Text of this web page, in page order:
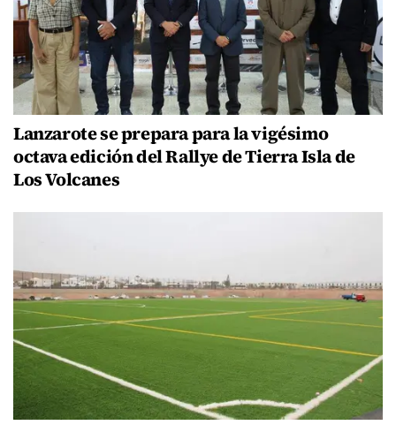
Lanzarote se prepara para la vigésimo
octava edición del Rallye de Tierra Isla de
Los Volcanes